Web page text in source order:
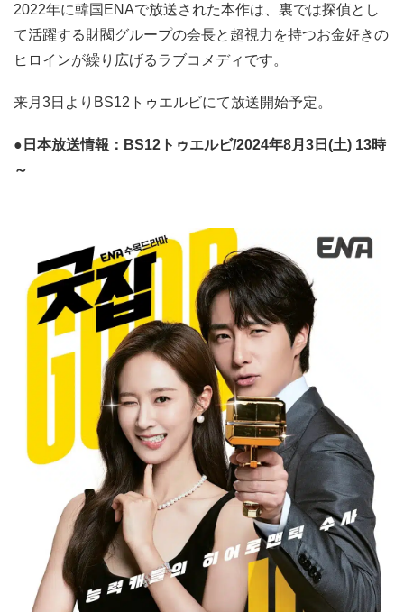
2022年に韓国ENAで放送された本作は、裏では探偵とし
て活躍する財閥グループの会長と超視力を持つお金好きの
ヒロインが繰り広げるラブコメディです。
来月3日よりBS12トゥエルビにて放送開始予定。
●日本放送情報：BS12トゥエルビ/2024年8月3日(土) 13時
～